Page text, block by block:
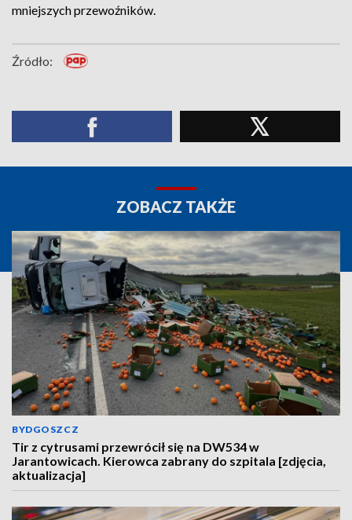
mniejszych przewoźników.
Źródło:
ZOBACZ TAKŻE
BYDGOSZCZ
Tir z cytrusami przewrócił się na DW534 w
Jarantowicach. Kierowca zabrany do szpitala [zdjęcia,
aktualizacja]